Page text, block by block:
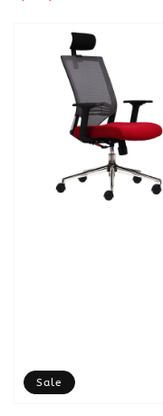
Sale